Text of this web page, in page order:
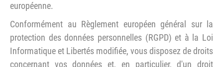
européenne.
Conformément au Règlement européen général sur la
protection des données personnelles (RGPD) et à la Loi
Informatique et Libertés modifiée, vous disposez de droits
concernant vos données et, en particulier, d'un droit